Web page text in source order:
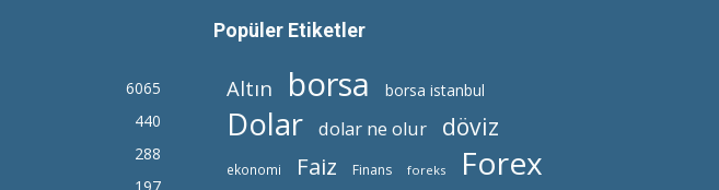
6065
440
288
Popüler Etiketler
Altın borsa borsa istanbul
Dolar dolar ne olur döviz
ekonomi Faiz Finans foreks Forex